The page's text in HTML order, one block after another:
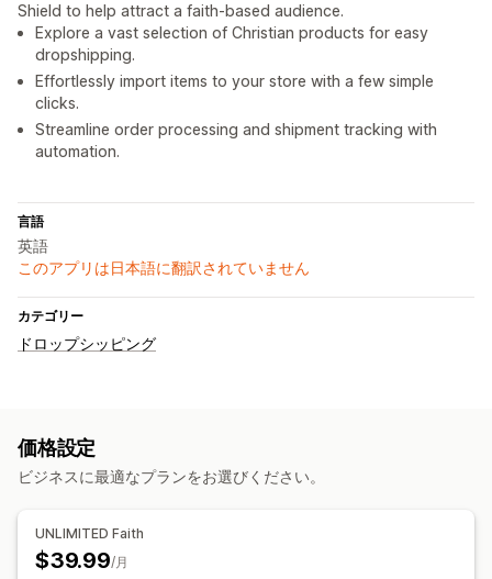
Shield to help attract a faith-based audience.
Explore a vast selection of Christian products for easy
dropshipping.
Effortlessly import items to your store with a few simple
clicks.
Streamline order processing and shipment tracking with
automation.
言語
英語
このアプリは日本語に翻訳されていません
カテゴリー
ドロップシッピング
価格設定
ビジネスに最適なプランをお選びください。
UNLIMITED Faith
$39.99/月